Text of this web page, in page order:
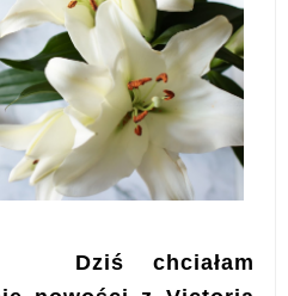
Dziś chciałam